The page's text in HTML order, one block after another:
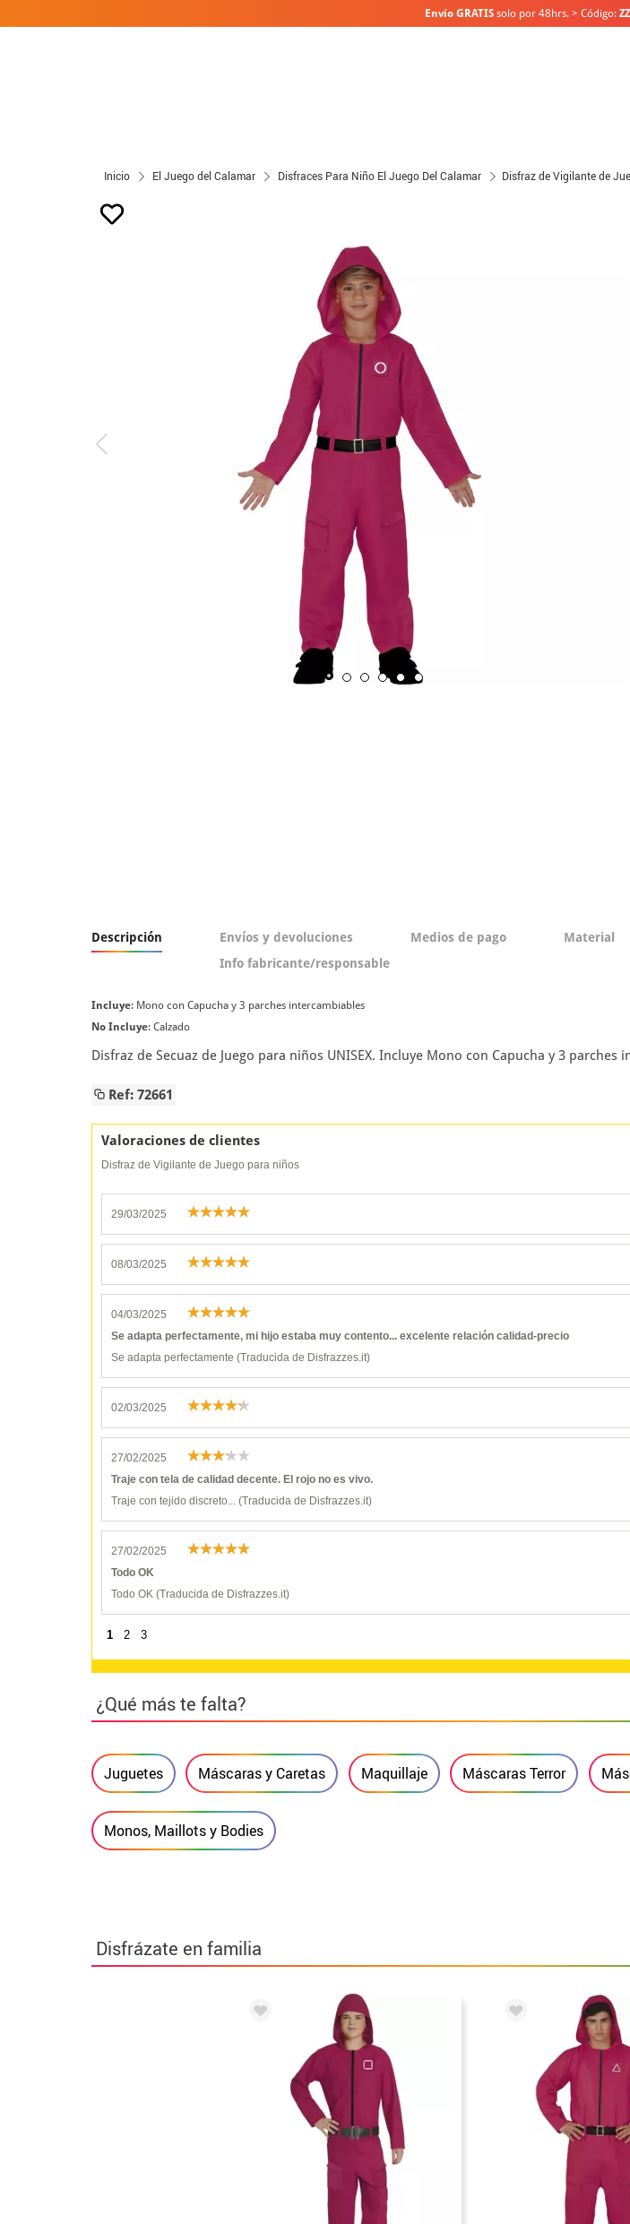
Envío GRATIS solo por 48hrs. > Código:
Inicio El Juego del Calamar Disfraces Para Niño El Juego Del Calamar Disfraz de Vigilante de
Descripción Envíos y devoluciones Medios de pago Material
Info fabricante/responsable
Incluye: Mono con Capucha y 3 parches intercambiables
No Incluye: Calzado
Disfraz de Secuaz de Juego para niños UNISEX. Incluye Mono con Capucha y 3 parches
Ref: 72661
Valoraciones de clientes
Disfraz de Vigilante de Juego para niños
29/03/2025
08/03/2025
04/03/2025
Se adapta perfectamente, mi hijo estaba muy contento... excelente relación calidad-precio
Se adapta perfectamente (Traducida de Disfrazzes.it)
02/03/2025
27/02/2025
Traje con tela de calidad decente. El rojo no es vivo.
Traje con tejido discreto... (Traducida de Disfrazzes.it)
27/02/2025
Todo OK
Todo OK (Traducida de Disfrazzes.it)
1 2 3
¿Qué más te falta?
Juguetes Máscaras y Caretas Maquillaje Máscaras Terror
Monos, Maillots y Bodies
Disfrázate en familia